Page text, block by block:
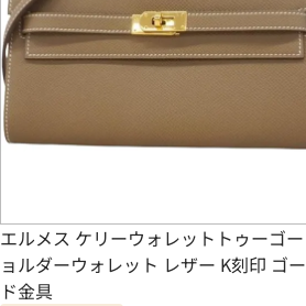
エルメス ケリーウォレットトゥーゴ
ョルダーウォレット レザー K刻印 ゴ
ド金具